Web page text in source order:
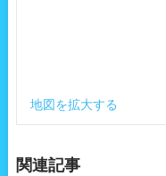
地図を拡大する
関連記事